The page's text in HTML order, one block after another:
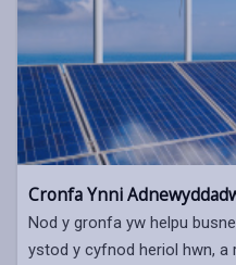
Cronfa Ynni
Nod y gronfa yw helpu
ystod y cyfnod heriol hwn,